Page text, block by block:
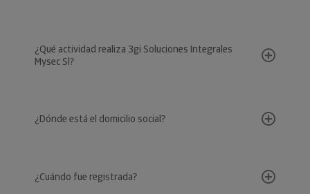
¿Qué actividad realiza 3gi Soluciones Integrales
Mysec Sl?
¿Dónde está el domicilio social?
¿Cuándo fue registrada?